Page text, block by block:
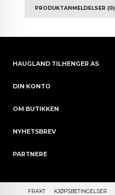
PRODUKTANMELDELSER (0)
HAUGLAND TILHENGER AS
DIN KONTO
OM BUTIKKEN
NYHETSBREV
PARTNERE
FRAKT KJØPSBETINGELSER